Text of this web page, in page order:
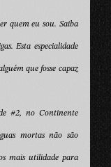
quem eu sou. Saiba
Esta especialidade
que fosse capaz
#2, no Continente
mortas não são
mais utilidade para